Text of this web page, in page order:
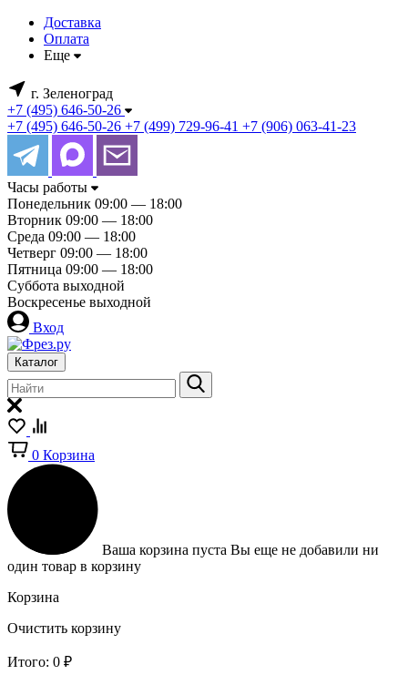
Доставка
Оплата
Еще
г. Зеленоград
+7 (495) 646-50-26
+7 (495) 646-50-26 +7 (499) 729-96-41 +7 (906) 063-41-23
Часы работы
Понедельник 09:00 — 18:00
Вторник 09:00 — 18:00
Среда 09:00 — 18:00
Четверг 09:00 — 18:00
Пятница 09:00 — 18:00
Суббота выходной
Воскресенье выходной
Вход
Каталог
0 Корзина
Ваша корзина пуста Вы еще не добавили ни
один товар в корзину
Корзина
Очистить корзину
Итого: 0 ₽